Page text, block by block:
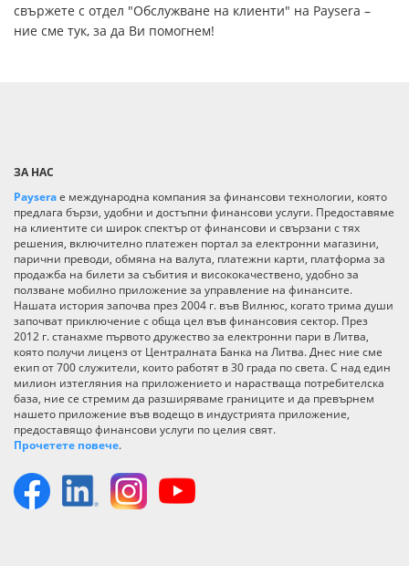
свържете с отдел "Обслужване на клиенти" на Paysera –
ние сме тук, за да Ви помогнем!
ЗА НАС
Payseraе международна компания за финансови технологии, която
предлага бързи, удобни и достъпни финансови услуги. Предоставяме
на клиентите си широк спектър от финансови и свързани с тях
решения, включително платежен портал за електронни магазини,
парични преводи, обмяна на валута, платежни карти, платформа за
продажба на билети за събития и висококачествено, удобно за
ползване мобилно приложение за управление на финансите.
Нашата история започва през 2004 г. във Вилнюс, когато трима души
започват приключение с обща цел във финансовия сектор. През
2012 г. станахме първото дружество за електронни пари в Литва,
която получи лиценз от Централната Банка на Литва. Днес ние сме
екип от 700 служители, които работят в 30 града по света. С над един
милион изтегляния на приложението и нарастваща потребителска
база, ние се стремим да разширяваме границите и да превърнем
нашето приложение във водещо в индустрията приложение,
предоставящо финансови услуги по целия свят.
Прочетете повече.